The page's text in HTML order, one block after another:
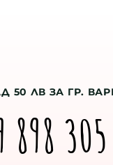
50 ЛВ ЗА ГР.